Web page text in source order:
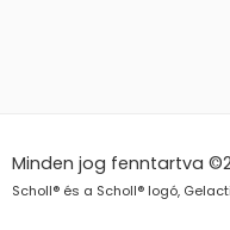
Minden jog fenntartva
Scholl® és a Scholl® logó,